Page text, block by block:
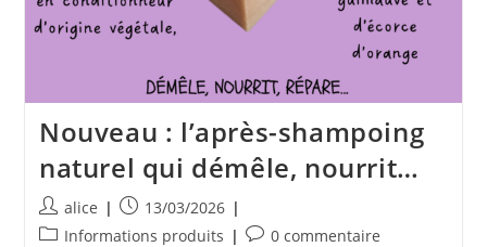
Nouveau : l’après-shampoing
naturel qui démêle, nourrit…
Auteur/autrice
de
alice
Publication
publiée :
13/03/2026
PostInformations produits
Commentaires
0 commentaire